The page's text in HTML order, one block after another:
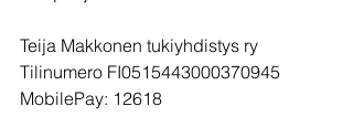
Teija Makkonen tukiyhdistys ry
Tilinumero FI0515443000370945
MobilePay: 12618